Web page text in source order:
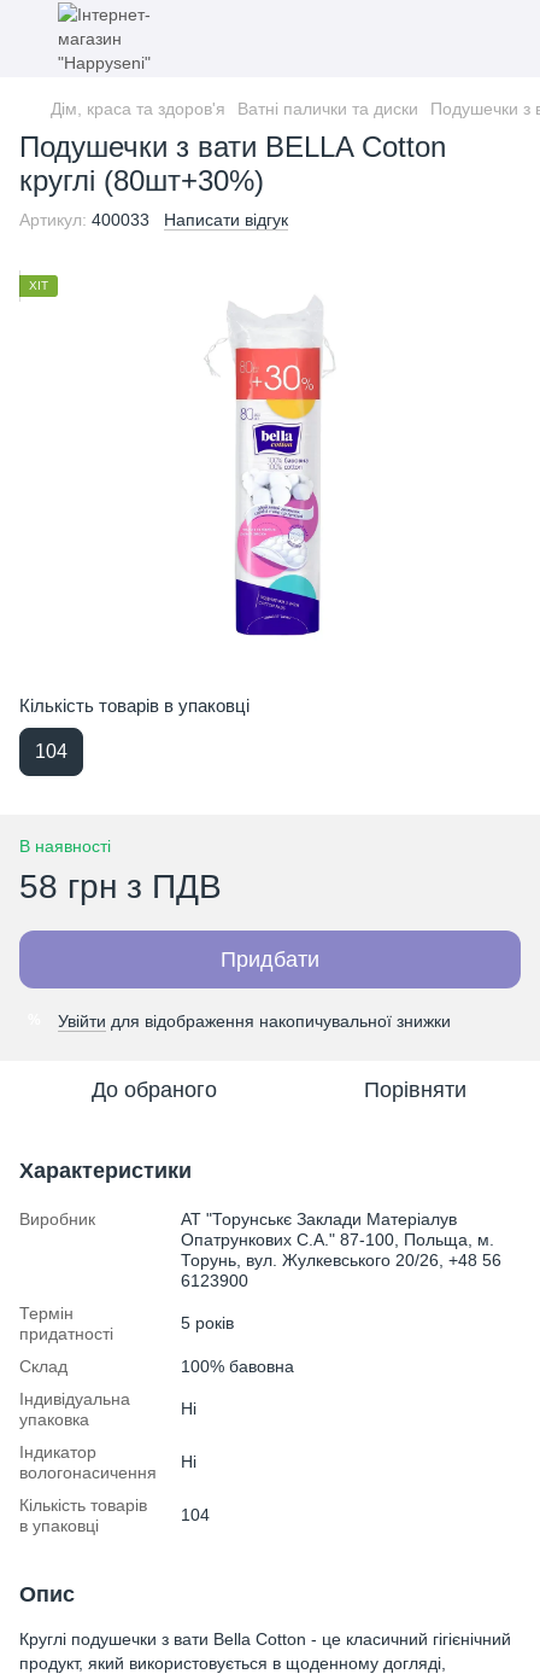
Дім, краса та здоров'я Ватні палички та диски Подушечки з
Подушечки з вати BELLA Cotton
круглi (80шт+30%)
Артикул: 400033 Написати відгук
ХІТ
Кількість товарів в упаковці
104
В наявності
58 грн з ПДВ
Придбати
Увійти для відображення накопичувальної знижки
До обраного Порівняти
Характеристики
Виробник
АТ "Торунськє Заклади Матеріалув
Опатрункових С.А." 87-100, Польща, м.
Торунь, вул. Жулкевського 20/26, +48 56
6123900
Термін
придатності
5 років
Склад
100% бавовна
Індивідуальна
упаковка
Ні
Індикатор
вологонасичення
Ні
Кількість товарів
в упаковці
104
Опис
Круглі подушечки з вати Bella Cotton - це класичний гігієнічний
продукт, який використовується в щоденному догляді,